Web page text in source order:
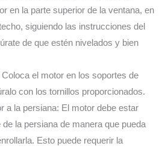
en la parte superior de la ventana, en
siguiendo las instrucciones del
de que estén nivelados y bien
Coloca el motor en los soportes de
con los tornillos proporcionados.
a la persiana: El motor debe estar
la persiana de manera que pueda
Esto puede requerir la